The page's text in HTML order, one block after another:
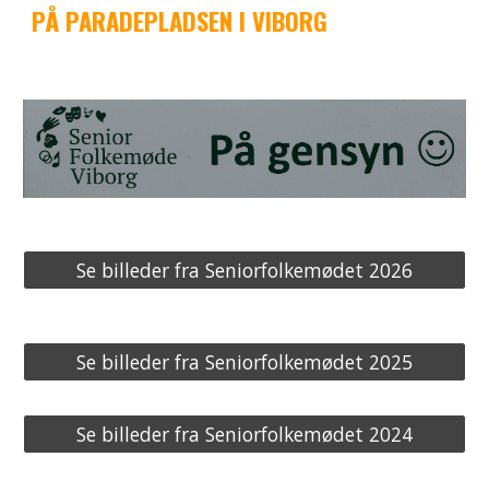
PÅ PARADEPLADSEN I VIBORG
Se billeder fra Seniorfolkemødet 2026
Se billeder fra Seniorfolkemødet 2025
Se billeder fra Seniorfolkemødet 2024